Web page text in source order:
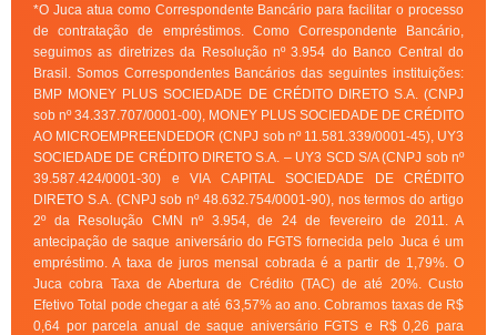
*O Juca atua como Correspondente Bancário para facilitar o processo
de contratação de empréstimos. Como Correspondente Bancário,
seguimos as diretrizes da Resolução nº 3.954 do Banco Central do
Brasil. Somos Correspondentes Bancários das seguintes instituições:
BMP MONEY PLUS SOCIEDADE DE CRÉDITO DIRETO S.A. (CNPJ
sob nº 34.337.707/0001-00), MONEY PLUS SOCIEDADE DE CRÉDITO
AO MICROEMPREENDEDOR (CNPJ sob nº 11.581.339/0001-45), UY3
SOCIEDADE DE CRÉDITO DIRETO S.A. – UY3 SCD S/A (CNPJ sob nº
39.587.424/0001-30) e VIA CAPITAL SOCIEDADE DE CRÉDITO
DIRETO S.A. (CNPJ sob nº 48.632.754/0001-90), nos termos do artigo
2º da Resolução CMN nº 3.954, de 24 de fevereiro de 2011. A
antecipação de saque aniversário do FGTS fornecida pelo Juca é um
empréstimo. A taxa de juros mensal cobrada é a partir de 1,79%. O
Juca cobra Taxa de Abertura de Crédito (TAC) de até 20%. Custo
Efetivo Total pode chegar a até 63,57% ao ano. Cobramos taxas de R$
0,64 por parcela anual de saque aniversário FGTS e R$ 0,26 para